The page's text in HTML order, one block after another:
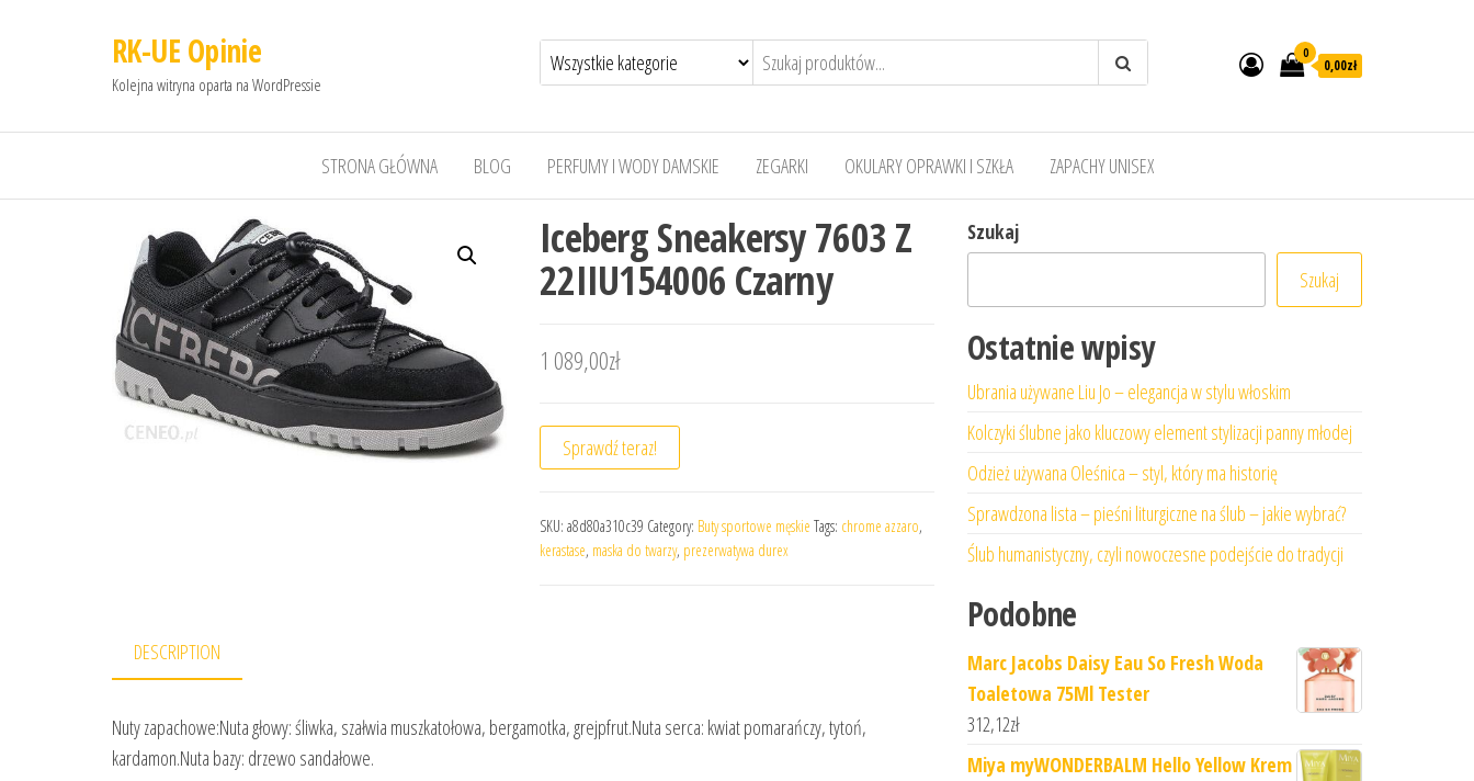
RK-UE Opinie
Kolejna witryna oparta na WordPressie
0
0,00zł
STRONA GŁÓWNA BLOG PERFUMY I WODY DAMSKIE ZEGARKI OKULARY OPRAWKI I SZKŁA ZAPACHY UNISEX
Iceberg Sneakersy 7603 Z
22IIU154006 Czarny
1 089,00zł
Sprawdź teraz!
SKU: a8d80a310c39 Category: Buty sportowe męskie Tags: chrome azzaro,
kerastase, maska do twarzy, prezerwatywa durex
DESCRIPTION
Nuty zapachowe:Nuta głowy: śliwka, szałwia muszkatołowa, bergamotka, grejpfrut.Nuta serca: kwiat pomarańczy, tytoń,
kardamon.Nuta bazy: drzewo sandałowe.
Szukaj
Szukaj
Ostatnie wpisy
Ubrania używane Liu Jo – elegancja w stylu włoskim
Kolczyki ślubne jako kluczowy element stylizacji panny młodej
Odzież używana Oleśnica – styl, który ma historię
Sprawdzona lista – pieśni liturgiczne na ślub – jakie wybrać?
Ślub humanistyczny, czyli nowoczesne podejście do tradycji
Podobne
Marc Jacobs Daisy Eau So Fresh Woda
Toaletowa 75Ml Tester
312,12zł
Miya myWONDERBALM Hello Yellow Krem